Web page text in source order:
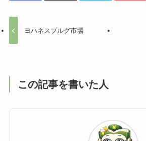
ヨハネスブルグ市場
この記事を書いた人